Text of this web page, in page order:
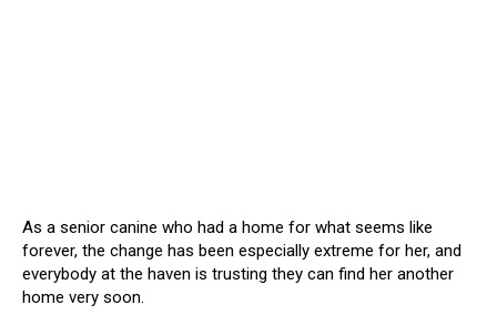
As a senior canine who had a home for what seems like
forever, the change has been especially extreme for her, and
everybody at the haven is trusting they can find her another
home very soon.